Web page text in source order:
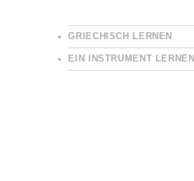
GRIECHISCH LERNEN
EIN INSTRUMENT LERNEN